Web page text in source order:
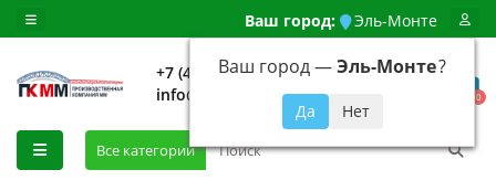
Ваш город: Эль-Монте
Ваш город —Эль-Монте?
+7 (499) 648-92-94
info@evroshtaketnikmoskva.ru
0
Все категории